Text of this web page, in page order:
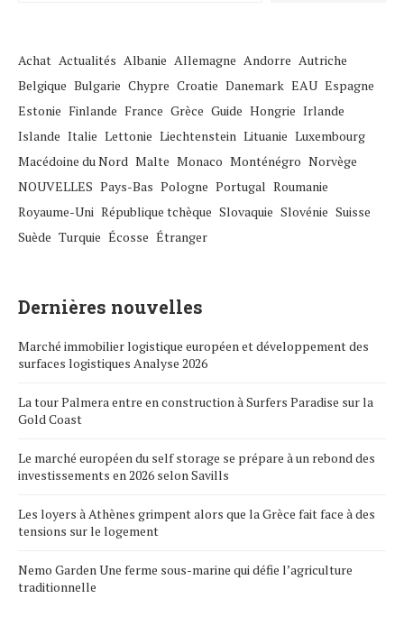
Achat Actualités Albanie Allemagne Andorre Autriche
Belgique Bulgarie Chypre Croatie Danemark EAU Espagne
Estonie Finlande France Grèce Guide Hongrie Irlande
Islande Italie Lettonie Liechtenstein Lituanie Luxembourg
Macédoine du Nord Malte Monaco Monténégro Norvège
NOUVELLES Pays-Bas Pologne Portugal Roumanie
Royaume-Uni République tchèque Slovaquie Slovénie Suisse
Suède Turquie Écosse Étranger
Dernières nouvelles
Marché immobilier logistique européen et développement des
surfaces logistiques Analyse 2026
La tour Palmera entre en construction à Surfers Paradise sur la
Gold Coast
Le marché européen du self storage se prépare à un rebond des
investissements en 2026 selon Savills
Les loyers à Athènes grimpent alors que la Grèce fait face à des
tensions sur le logement
Nemo Garden Une ferme sous-marine qui défie l’agriculture
traditionnelle